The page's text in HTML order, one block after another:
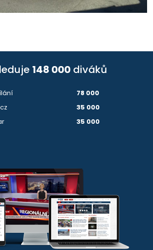
148 000 diváků
78 000
35 000
35 000